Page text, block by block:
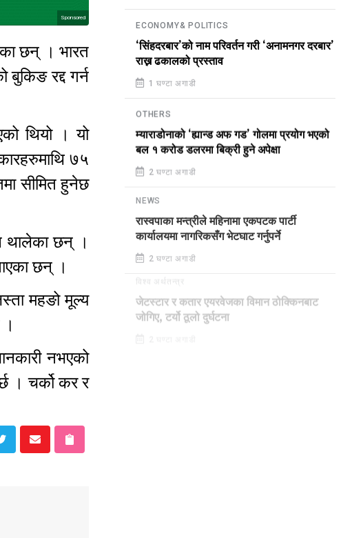
Sponsored
छन् । भारत
रद्द गर्न
थियो । यो
७५
सीमित हुनेछ
थालेका छन् ।
छन् ।
महङो मूल्य
।
नभएको
। चर्को कर र
ECONOMY& POLITICS
‘सिंहदरबार’को नाम परिवर्तन गरी ‘अनामनगर दरबार’
राख्न ढकालको प्रस्ताव
1 घण्टा अगाडी
OTHERS
म्याराडोनाको ‘ह्यान्ड अफ गड’ गोलमा प्रयोग भएको
बल १ करोड डलरमा बिक्री हुने अपेक्षा
2 घण्टा अगाडी
NEWS
रास्वपाका मन्त्रीले महिनामा एकपटक पार्टी
कार्यालयमा नागरिकसँग भेटघाट गर्नुपर्ने
2 घण्टा अगाडी
जेटस्टार र कतार एयरवेजका विमान ठोक्किनबाट
जोगिए, टर्यो ठूलो दुर्घटना